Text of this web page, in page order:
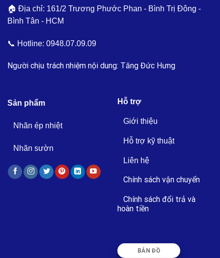
🏠 Địa chỉ: 161/2 Trương Phước Phan - Bình Trị Đông -
Bình Tân - HCM
📞 Hotline: 0948.07.09.09
Người chịu trách nhiệm nội dung: Tăng Đức Hưng
Sản phẩm
Nhãn ép nhiệt
Nhãn sườn
Hỗ trợ
Giới thiệu
Hỗ trợ kỹ thuật
Liên hệ
Chính sách vận chuyển
Chính sách đổi trả và
hoàn tiền
BẢN ĐỒ